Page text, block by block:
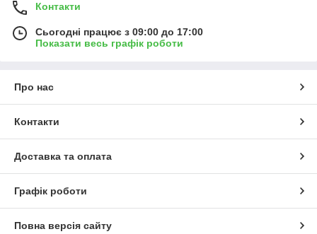
Контакти
Сьогодні працює з 09:00 до 17:00
Показати весь графік роботи
Про нас
Контакти
Доставка та оплата
Графік роботи
Повна версія сайту